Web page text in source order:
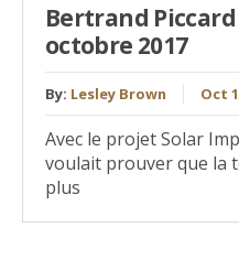
Bertrand
octobre 2017
By: Lesley Brown Oct
Avec le projet Solar
voulait prouver que la
plus